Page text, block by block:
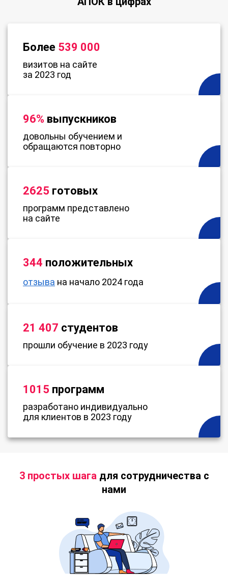
Более 539 000
визитов на сайте
за 2023 год
96% выпускников
довольны обучением и
обращаются повторно
2625 готовых
программ представлено
на сайте
344 положительных
отзыва на начало 2024 года
21 407 студентов
прошли обучение в 2023 году
1015 программ
разработано индивидуально
для клиентов в 2023 году
3 простых шагадля сотрудничества с
нами